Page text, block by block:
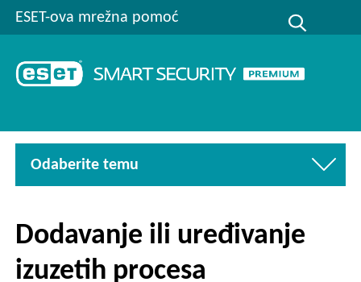
ESET-ova mrežna pomoć
Odaberite temu
Dodavanje ili uređivanje
izuzetih procesa